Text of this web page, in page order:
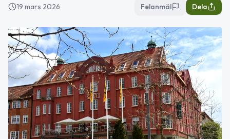
19 mars 2026 Felanmäl Dela